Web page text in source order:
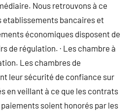
Nous retrouvons à ce
etablissements bancaires et
économiques disposent de
de régulation. · Les chambre à
Les chambres de
leur sécurité de confiance sur
en veillant à ce que les contrats
soient honorés par les